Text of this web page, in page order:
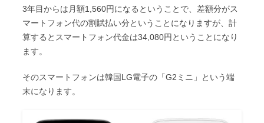
n
k
o
o
k
e
r
n
a
e
3年目からは月額1,560円になるということで、差額分がス
マートフォン代の割賦払い分ということになりますが、計
算するとスマートフォン代金は34,080円ということになり
ます。
そのスマートフォンは韓国LG電子の「G2ミニ」という端
末になります。